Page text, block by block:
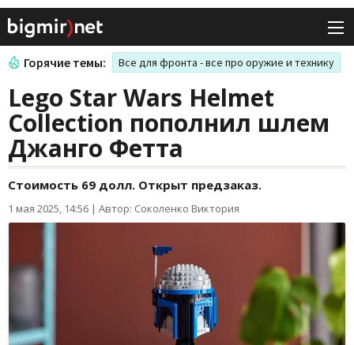
Горячие темы: Все для фронта - все про оружие и технику
Lego Star Wars Helmet
Collection пополнил шлем
Джанго Фетта
Стоимость 69 долл. Открыт предзаказ.
1 мая 2025, 14:56 | Автор: Соколенко Виктория